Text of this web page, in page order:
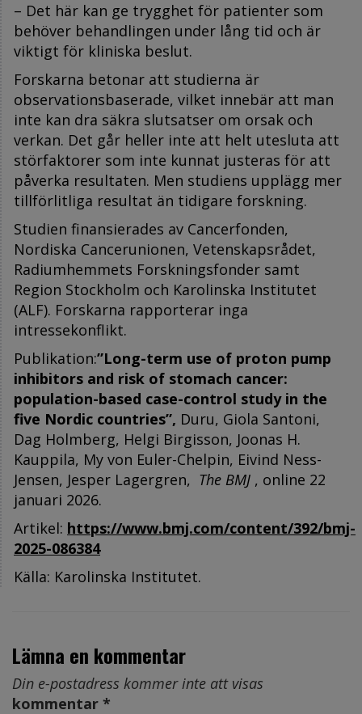
– Det här kan ge trygghet för patienter som
behöver behandlingen under lång tid och är
viktigt för kliniska beslut.
Forskarna betonar att studierna är
observationsbaserade, vilket innebär att man
inte kan dra säkra slutsatser om orsak och
verkan. Det går heller inte att helt utesluta att
störfaktorer som inte kunnat justeras för att
påverka resultaten. Men studiens upplägg mer
tillförlitliga resultat än tidigare forskning.
Studien finansierades av Cancerfonden,
Nordiska Cancerunionen, Vetenskapsrådet,
Radiumhemmets Forskningsfonder samt
Region Stockholm och Karolinska Institutet
(ALF). Forskarna rapporterar inga
intressekonflikt.
Publikation:”Long-term use of proton pump
inhibitors and risk of stomach cancer:
population-based case-control study in the
five Nordic countries”, Duru, Giola Santoni,
Dag Holmberg, Helgi Birgisson, Joonas H.
Kauppila, My von Euler-Chelpin, Eivind Ness-
Jensen, Jesper Lagergren, The BMJ , online 22
januari 2026.
Artikel: https://www.bmj.com/content/392/bmj-
2025-086384
Källa: Karolinska Institutet.
Lämna en kommentar
Din e-postadress kommer inte att visas
kommentar *